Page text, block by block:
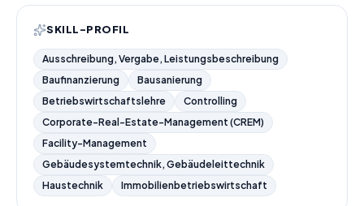
SKILL-PROFIL
Ausschreibung, Vergabe, Leistungsbeschreibung
Baufinanzierung
Bausanierung
Betriebswirtschaftslehre
Controlling
Corporate-Real-Estate-Management (CREM)
Facility-Management
Gebäudesystemtechnik, Gebäudeleittechnik
Haustechnik
Immobilienbetriebswirtschaft